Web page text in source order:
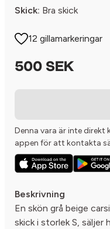
Skick: Bra skick
12 gillamarkeringar
500 SEK
Denna vara är inte direkt
appen för att kontakta
Beskrivning
En skön grå beige
skick i storlek S, säljer